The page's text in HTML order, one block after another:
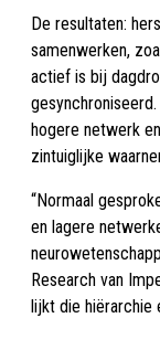
De resultaten:
samenwerken,
actief is bij
hogere netwerk
zintuiglijke
“Normaal
en lagere
Research van
lijkt die hiërarchie